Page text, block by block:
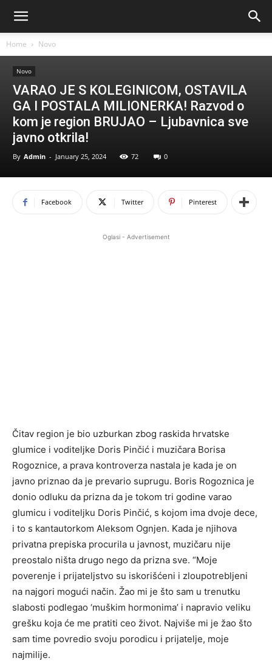
Home Novo
Novo
VARAO JE S KOLEGINICOM, OSTAVILA
GA I POSTALA MILIONERKA! Razvod o
kom je region BRUJAO – Ljubavnica sve
javno otkrila!
By Admin - January 25, 2024 72 0
Facebook Twitter Pinterest
Oglasi - Advertisement
Čitav region je bio uzburkan zbog raskida hrvatske
glumice i voditeljke Doris Pinčić i muzičara Borisa
Rogoznice, a prava kontroverza nastala je kada je on
javno priznao da je prevario suprugu. Boris Rogoznica je
donio odluku da prizna da je tokom tri godine varao
glumicu i voditeljku Doris Pinčić, s kojom ima dvoje dece,
i to s kantautorkom Aleksom Ognjen. Kada je njihova
privatna prepiska procurila u javnost, muzičaru nije
preostalo ništa drugo nego da prizna sve. “Moje
poverenje i prijateljstvo su iskorišćeni i zloupotrebljeni
na najgori mogući način. Žao mi je što sam u trenutku
slabosti podlegao ‘muškim hormonima’ i napravio veliku
grešku koja će me pratiti ceo život. Najviše mi je žao što
sam time povredio svoju porodicu i prijatelje, moje
najmilije.